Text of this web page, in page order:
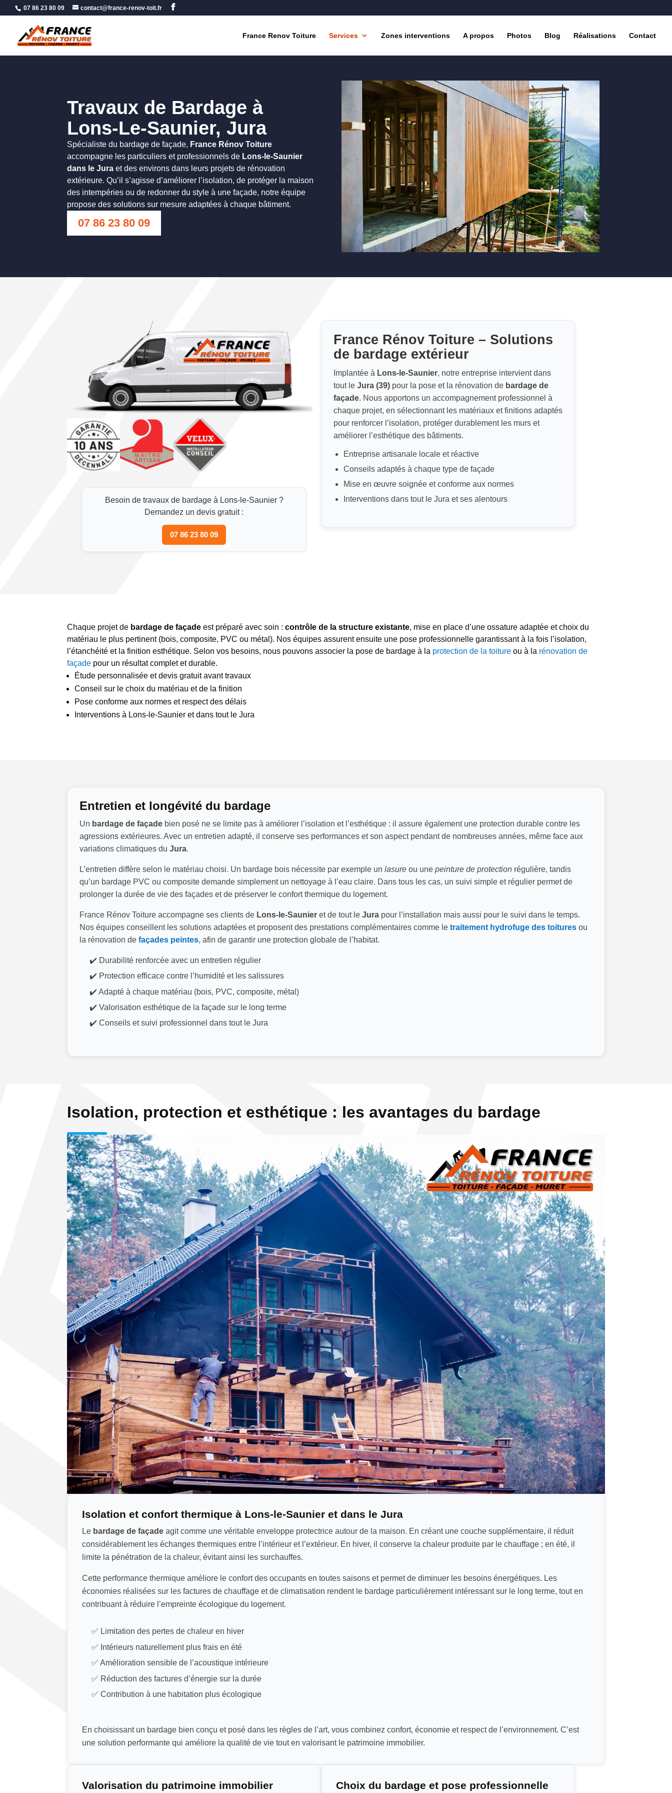
07 86 23 80 09 contact@france-renov-toit.fr
France Renov Toiture Services Zones interventions A propos Photos Blog Réalisations Contact
Travaux de Bardage à
Lons-Le-Saunier, Jura
Spécialiste du bardage de façade, France Rénov Toiture
accompagne les particuliers et professionnels de Lons-le-Saunier
dans le Jura et des environs dans leurs projets de rénovation
extérieure. Qu’il s’agisse d’améliorer l’isolation, de protéger la maison
des intempéries ou de redonner du style à une façade, notre équipe
propose des solutions sur mesure adaptées à chaque bâtiment.
07 86 23 80 09
Besoin de travaux de bardage à Lons-le-Saunier ?
Demandez un devis gratuit :
07 86 23 80 09
France Rénov Toiture – Solutions
de bardage extérieur
Implantée à Lons-le-Saunier, notre entreprise intervient dans
tout leJura (39) pour la pose et la rénovation de bardage de
façade. Nous apportons un accompagnement professionnel à
chaque projet, en sélectionnant les matériaux et finitions adaptés
pour renforcer l’isolation, protéger durablement les murs et
améliorer l’esthétique des bâtiments.
Entreprise artisanale locale et réactive
Conseils adaptés à chaque type de façade
Mise en œuvre soignée et conforme aux normes
Interventions dans tout le Jura et ses alentours
Chaque projet de bardage de façade est préparé avec soin :contrôle de la structure existante, mise en place d’une ossature adaptée et choix du
matériau le plus pertinent (bois, composite, PVC ou métal). Nos équipes assurent ensuite une pose professionnelle garantissant à la fois l’isolation,
l’étanchéité et la finition esthétique. Selon vos besoins, nous pouvons associer la pose de bardage à la protection de la toiture ou à la rénovation de
façade pour un résultat complet et durable.
Étude personnalisée et devis gratuit avant travaux
Conseil sur le choix du matériau et de la finition
Pose conforme aux normes et respect des délais
Interventions à Lons-le-Saunier et dans tout le Jura
Entretien et longévité du bardage
Un bardage de façade bien posé ne se limite pas à améliorer l’isolation et l’esthétique : il assure également une protection durable contre les
agressions extérieures. Avec un entretien adapté, il conserve ses performances et son aspect pendant de nombreuses années, même face aux
variations climatiques duJura.
L’entretien diffère selon le matériau choisi. Un bardage bois nécessite par exemple unlasure ou unepeinture de protection régulière, tandis
qu’un bardage PVC ou composite demande simplement un nettoyage à l’eau claire. Dans tous les cas, un suivi simple et régulier permet de
prolonger la durée de vie des façades et de préserver le confort thermique du logement.
France Rénov Toiture accompagne ses clients de Lons-le-Saunier et de tout leJura pour l’installation mais aussi pour le suivi dans le temps.
Nos équipes conseillent les solutions adaptées et proposent des prestations complémentaires comme letraitement hydrofuge des toitures ou
la rénovation defaçades peintes, afin de garantir une protection globale de l’habitat.
✔️ Durabilité renforcée avec un entretien régulier
✔️ Protection efficace contre l’humidité et les salissures
✔️ Adapté à chaque matériau (bois, PVC, composite, métal)
✔️ Valorisation esthétique de la façade sur le long terme
✔️ Conseils et suivi professionnel dans tout le Jura
Isolation, protection et esthétique : les avantages du bardage
Isolation et confort thermique à Lons-le-Saunier et dans le Jura
Le bardage de façade agit comme une véritable enveloppe protectrice autour de la maison. En créant une couche supplémentaire, il réduit
considérablement les échanges thermiques entre l’intérieur et l’extérieur. En hiver, il conserve la chaleur produite par le chauffage ; en été, il
limite la pénétration de la chaleur, évitant ainsi les surchauffes.
Cette performance thermique améliore le confort des occupants en toutes saisons et permet de diminuer les besoins énergétiques. Les
économies réalisées sur les factures de chauffage et de climatisation rendent le bardage particulièrement intéressant sur le long terme, tout en
contribuant à réduire l’empreinte écologique du logement.
✅ Limitation des pertes de chaleur en hiver
✅ Intérieurs naturellement plus frais en été
✅ Amélioration sensible de l’acoustique intérieure
✅ Réduction des factures d’énergie sur la durée
✅ Contribution à une habitation plus écologique
En choisissant un bardage bien conçu et posé dans les règles de l’art, vous combinez confort, économie et respect de l’environnement. C’est
une solution performante qui améliore la qualité de vie tout en valorisant le patrimoine immobilier.
Valorisation du patrimoine immobilier
Choix du bardage et pose professionnelle